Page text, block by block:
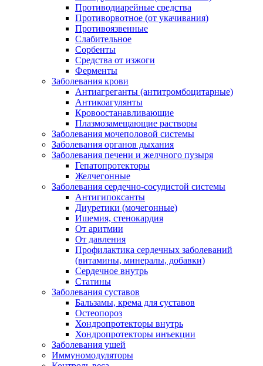
Противодиарейные средства
Противорвотное (от укачивания)
Противоязвенные
Слабительное
Сорбенты
Средства от изжоги
Ферменты
Заболевания крови
Антиагреганты (антитромбоцитарные)
Антикоагулянты
Кровоостанавливающие
Плазмозамещающие растворы
Заболевания мочеполовой системы
Заболевания органов дыхания
Заболевания печени и желчного пузыря
Гепатопротекторы
Желчегонные
Заболевания сердечно-сосудистой системы
Антигипоксанты
Диуретики (мочегонные)
Ишемия, стенокардия
От аритмии
От давления
Профилактика сердечных заболеваний
(витамины, минералы, добавки)
Сердечное внутрь
Статины
Заболевания суставов
Бальзамы, крема для суставов
Остеопороз
Хондропротекторы внутрь
Хондропротекторы инъекции
Заболевания ушей
Иммуномодуляторы